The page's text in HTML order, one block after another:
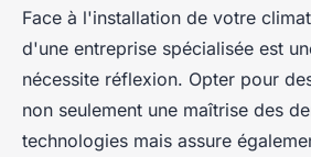
Entreprise
installation de
pourquoi lui
travaux ?
Face à l'installation de votre
d'une entreprise spécialisée est
nécessite réflexion. Opter pour
non seulement une maîtrise des
technologies mais assure